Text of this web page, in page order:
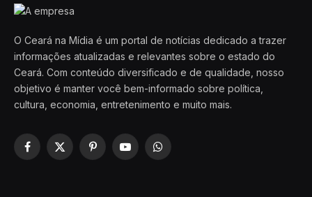
O Ceará na Mídia é um portal de notícias dedicado a trazer
informações atualizadas e relevantes sobre o estado do
Ceará. Com conteúdo diversificado e de qualidade, nosso
objetivo é manter você bem-informado sobre política,
cultura, economia, entretenimento e muito mais.
Facebook
X
PinterestYouTubeWhatsApp